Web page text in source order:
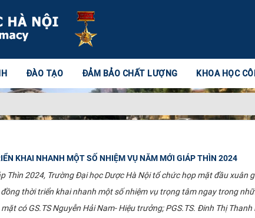
ĐÀO TẠO ĐẢM BẢO CHẤT LƯỢNG KHOA HỌC
KHAI NHANH MỘT SỐ NHIỆM VỤ NĂM MỚI GIÁP THÌN 2024
Thìn 2024, Trường Đại học Dược Hà Nội tổ chức họp mặt đầu xuân
thời triển khai nhanh một số nhiệm vụ trọng tâm ngay trong
có GS.TS Nguyễn Hải Nam- Hiệu trưởng; PGS.TS. Đinh Thị